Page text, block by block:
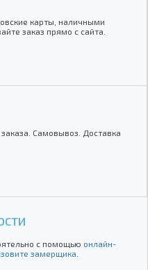
карты, наличными
заказ прямо с сайта.
Самовывоз. Доставка
с помощью онлайн-
замерщика